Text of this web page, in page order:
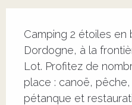
Camping 2 étoiles en
Dordogne, à la
Lot. Profitez de
place : canoë,
pétanque et